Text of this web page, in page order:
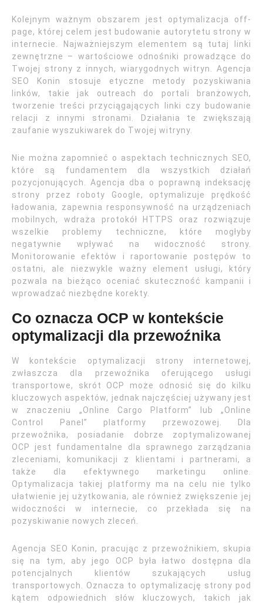
Kolejnym ważnym obszarem jest optymalizacja off-
page, której celem jest budowanie autorytetu strony w
internecie. Najważniejszym elementem są tutaj linki
zewnętrzne – wartościowe odnośniki prowadzące do
Twojej strony z innych, wiarygodnych witryn. Agencja
SEO Konin stosuje etyczne metody pozyskiwania
linków, takie jak outreach do portali branżowych,
tworzenie treści przyciągających linki czy budowanie
relacji z innymi stronami. Działania te zwiększają
zaufanie wyszukiwarek do Twojej witryny.
Nie można zapomnieć o aspektach technicznych SEO,
które są fundamentem dla wszystkich działań
pozycjonujących. Agencja dba o poprawną indeksację
strony przez roboty Google, optymalizuje prędkość
ładowania, zapewnia responsywność na urządzeniach
mobilnych, wdraża protokół HTTPS oraz rozwiązuje
wszelkie problemy techniczne, które mogłyby
negatywnie wpływać na widoczność strony.
Monitorowanie efektów i raportowanie postępów to
ostatni, ale niezwykle ważny element usługi, który
pozwala na bieżąco oceniać skuteczność kampanii i
wprowadzać niezbędne korekty.
Co oznacza OCP w kontekście
optymalizacji dla przewoźnika
W kontekście optymalizacji strony internetowej,
zwłaszcza dla przewoźnika oferującego usługi
transportowe, skrót OCP może odnosić się do kilku
kluczowych aspektów, jednak najczęściej używany jest
w znaczeniu „Online Cargo Platform” lub „Online
Control Panel” platformy przewozowej. Dla
przewoźnika, posiadanie dobrze zoptymalizowanej
OCP jest fundamentalne dla sprawnego zarządzania
zleceniami, komunikacji z klientami i partnerami, a
także dla efektywnego marketingu online.
Optymalizacja takiej platformy ma na celu nie tylko
ułatwienie jej użytkowania, ale również zwiększenie jej
widoczności w internecie, co przekłada się na
pozyskiwanie nowych zleceń.
Agencja SEO Konin, pracując z przewoźnikiem, skupia
się na tym, aby jego OCP była łatwo dostępna dla
potencjalnych klientów szukających usług
transportowych. Oznacza to optymalizację strony pod
kątem odpowiednich słów kluczowych, takich jak